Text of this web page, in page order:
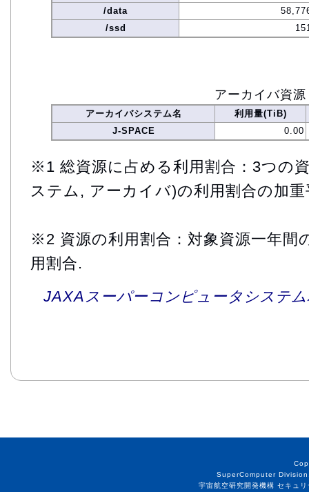
/data
/ssd
アーカイバ資源
アーカイバシステム名
利用量(TiB)
J-SPACE
0.00
※1 総資源に占める利用割合：3つの
ステム, アーカイバ)の利用割合の加重
※2 資源の利用割合：対象資源一年間
用割合.
JAXAスーパーコンピュータシステ
SuperComputer
宇宙航空研究開発機構 セキュ